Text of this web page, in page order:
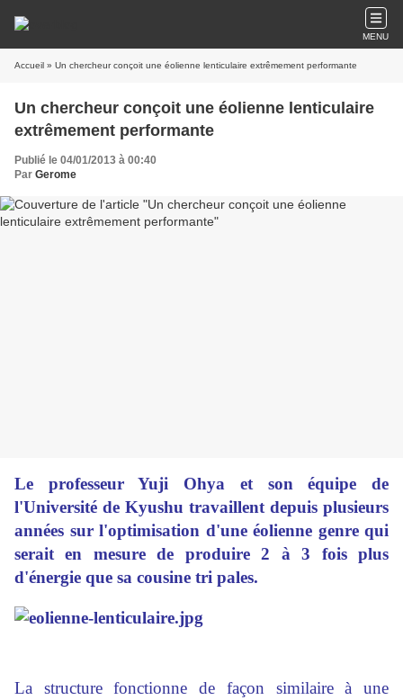
MENU
Accueil » Un chercheur conçoit une éolienne lenticulaire extrêmement performante
Un chercheur conçoit une éolienne lenticulaire
extrêmement performante
Publié le 04/01/2013 à 00:40
Par Gerome
Le professeur Yuji Ohya et son équipe de
l'Université de Kyushu travaillent depuis plusieurs
années sur l'optimisation d'une éolienne genre qui
serait en mesure de produire 2 à 3 fois plus
d'énergie que sa cousine tri pales.
La structure fonctionne de façon similaire à une